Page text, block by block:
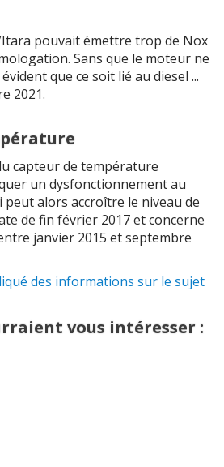
pouvait émettre trop de Nox
Sans que le moteur ne
que ce soit lié au diesel ...
2021.
capteur de température
un dysfonctionnement au
alors accroître le niveau de
de fin février 2017 et concerne
janvier 2015 et septembre
des informations sur le sujet
vous intéresser :